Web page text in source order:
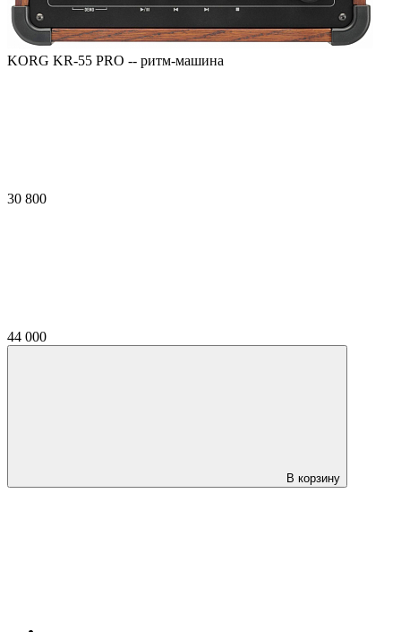
KORG KR-55 PRO -- ритм-машина
30 800
44 000
В корзину